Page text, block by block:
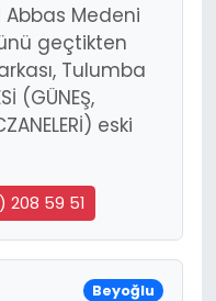
Medeni
geçtikten
Tulumba
(GÜNEŞ,
eski
208 59 51
Beyoğlu